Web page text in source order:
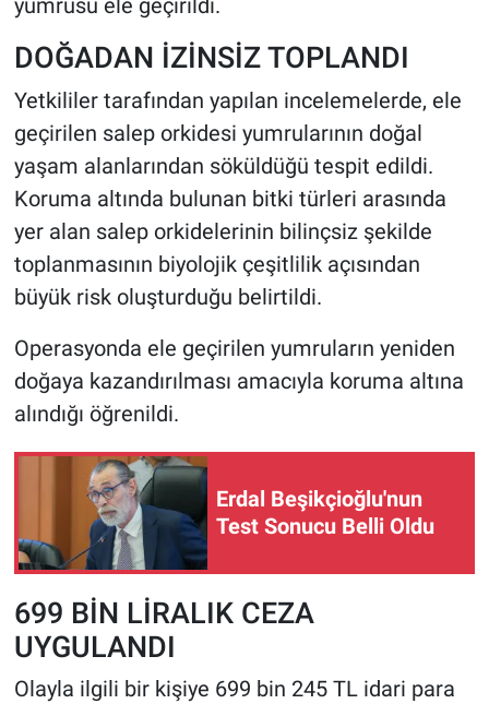
yumrusu ele geçirildi.
DOĞADAN İZİNSİZ TOPLANDI
Yetkililer tarafından yapılan incelemelerde, ele
geçirilen salep orkidesi yumrularının doğal
yaşam alanlarından söküldüğü tespit edildi.
Koruma altında bulunan bitki türleri arasında
yer alan salep orkidelerinin bilinçsiz şekilde
toplanmasının biyolojik çeşitlilik açısından
büyük risk oluşturduğu belirtildi.
Operasyonda ele geçirilen yumruların yeniden
doğaya kazandırılması amacıyla koruma altına
alındığı öğrenildi.
Erdal Beşikçioğlu'nun
Test Sonucu Belli Oldu
699 BİN LİRALIK CEZA
UYGULANDI
Olayla ilgili bir kişiye 699 bin 245 TL idari para
MAGAZİN
Bilim, Teknoloji